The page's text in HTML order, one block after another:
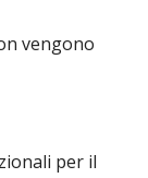
vengono
per il